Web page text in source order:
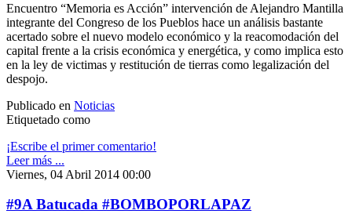
Encuentro “Memoria es Acción” intervención de Alejandro Mantilla
integrante del Congreso de los Pueblos hace un análisis bastante
acertado sobre el nuevo modelo económico y la reacomodación del
capital frente a la crisis económica y energética, y como implica esto
en la ley de victimas y restitución de tierras como legalización del
despojo.
Publicado en Noticias
Etiquetado como
¡Escribe el primer comentario!
Leer más ...
Viernes, 04 Abril 2014 00:00
#9A Batucada #BOMBOPORLAPAZ